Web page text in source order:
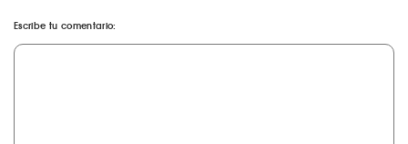
Escribe tu comentario: